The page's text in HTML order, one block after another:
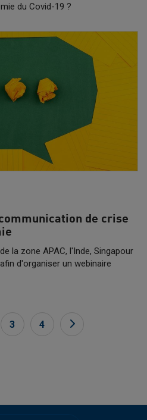
du Covid-19 ?
de crise
la zone APAC, l'Inde, Singapour
d'organiser un webinaire
3 4